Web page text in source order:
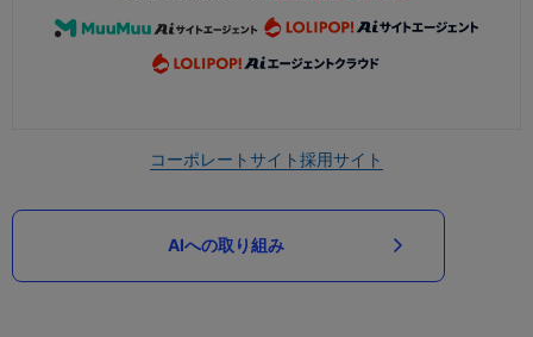
コーポレートサイト採用サイト
AIへの取り組み